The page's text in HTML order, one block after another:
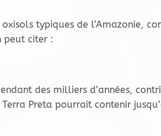
typiques de l’Amazonie,
peut citer :
des milliers d’années,
Preta pourrait contenir